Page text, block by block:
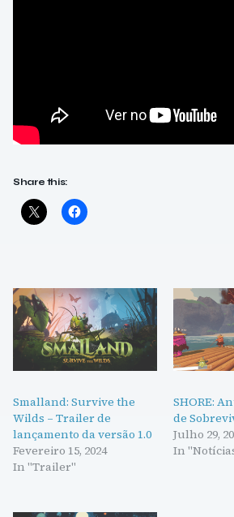
Share this:
Smalland: Survive the
Wilds – Trailer de
lançamento da versão 1.0
Fevereiro 15, 2024
In "Trailer"
SHORE:
de
Julho 29,
In